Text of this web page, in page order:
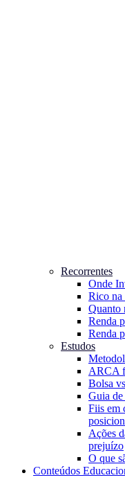
Recorrentes
Onde
Rico na
Quanto
Renda
Renda
Estudos
ARCA
Bolsa
Guia
Fiis em
Ações
prejuízo
O que
Conteúdos